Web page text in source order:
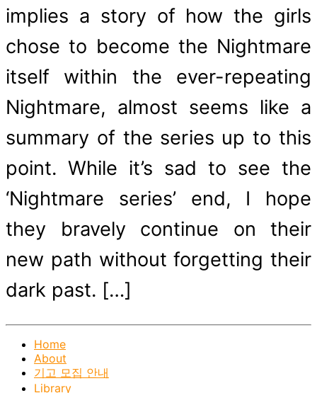
implies a story of how the girls
chose to become the Nightmare
itself within the ever-repeating
Nightmare, almost seems like a
summary of the series up to this
point. While it’s sad to see the
‘Nightmare series’ end, I hope
they bravely continue on their
new path without forgetting their
dark past. […]
Home
About
기고 모집 안내
Library